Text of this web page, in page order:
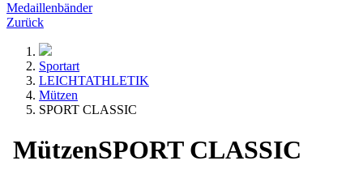
Medaillenbänder
Zurück
Sportart
LEICHTATHLETIK
Mützen
SPORT CLASSIC
MützenSPORT CLASSIC